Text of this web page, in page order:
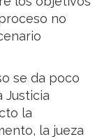
no
se da poco
Justicia
la
la jueza